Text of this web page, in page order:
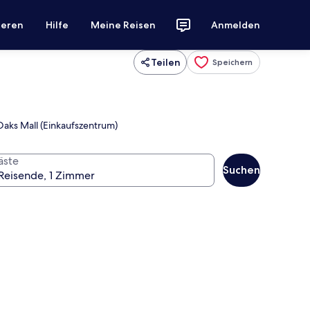
Hilfe Meine Reisen Anmelden
Teilen Speichern
Mall (Einkaufszentrum)
Suchen